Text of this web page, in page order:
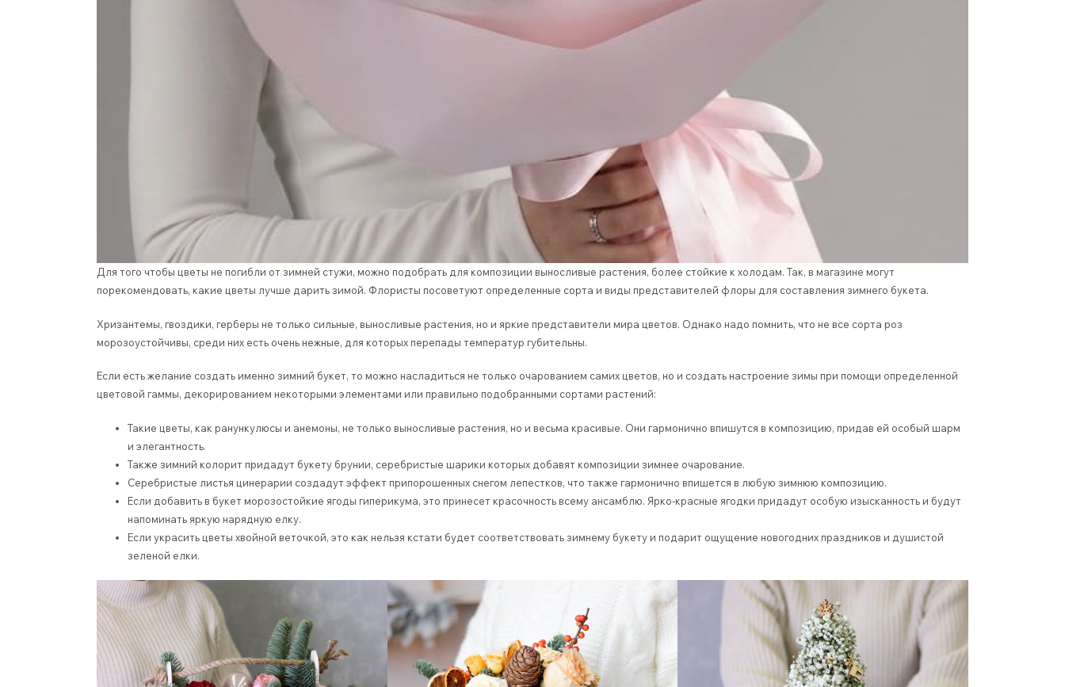
Для того чтобы цветы не погибли от зимней стужи, можно подобрать для композиции выносливые растения, более стойкие к холодам. Так, в магазине могут
порекомендовать, какие цветы лучше дарить зимой. Флористы посоветуют определенные сорта и виды представителей флоры для составления зимнего букета.
Хризантемы, гвоздики, герберы не только сильные, выносливые растения, но и яркие представители мира цветов. Однако надо помнить, что не все сорта роз
морозоустойчивы, среди них есть очень нежные, для которых перепады температур губительны.
Если есть желание создать именно зимний букет, то можно насладиться не только очарованием самих цветов, но и создать настроение зимы при помощи определенной
цветовой гаммы, декорированием некоторыми элементами или правильно подобранными сортами растений:
Такие цветы, как ранункулюсы и анемоны, не только выносливые растения, но и весьма красивые. Они гармонично впишутся в композицию, придав ей особый шарм
и элегантность.
Также зимний колорит придадут букету брунии, серебристые шарики которых добавят композиции зимнее очарование.
Серебристые листья цинерарии создадут эффект припорошенных снегом лепестков, что также гармонично впишется в любую зимнюю композицию.
Если добавить в букет морозостойкие ягоды гиперикума, это принесет красочность всему ансамблю. Ярко-красные ягодки придадут особую изысканность и будут
напоминать яркую нарядную елку.
Если украсить цветы хвойной веточкой, это как нельзя кстати будет соответствовать зимнему букету и подарит ощущение новогодних праздников и душистой
зеленой елки.